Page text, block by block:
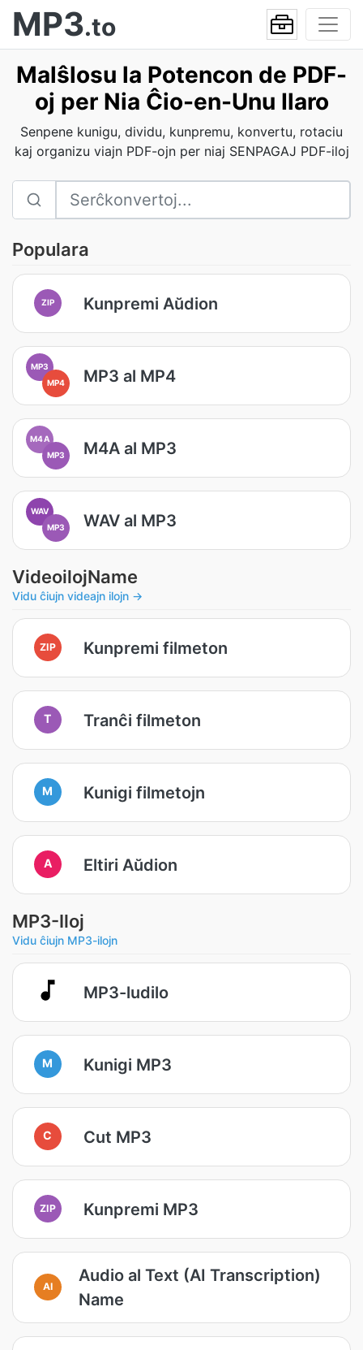
MP3.to
Malŝlosu la Potencon de PDF-
oj per Nia Ĉio-en-Unu Ilaro
Senpene kunigu, dividu, kunpremu, konvertu, rotaciu
kaj organizu viajn PDF-ojn per niaj SENPAGAJ PDF-iloj
Populara
ZIP Kunpremi Aŭdion
MP3
MP4
MP3 al MP4
M4A
MP3
M4A al MP3
WAV
MP3
WAV al MP3
VideoilojName
Vidu ĉiujn videajn ilojn →
ZIP Kunpremi filmeton
T Tranĉi filmeton
M Kunigi filmetojn
A Eltiri Aŭdion
MP3-Iloj
Vidu ĉiujn MP3-ilojn
MP3-ludilo
M Kunigi MP3
C Cut MP3
ZIP Kunpremi MP3
AI
Audio al Text (AI Transcription)
Name